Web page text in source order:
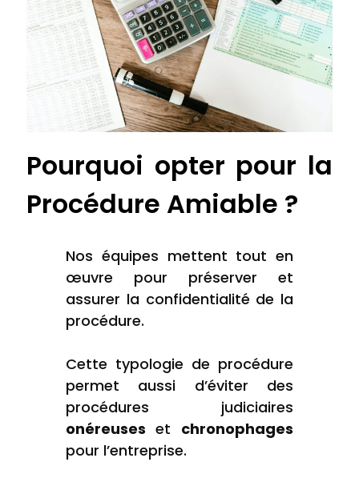
Pourquoi opter pour la
Procédure Amiable ?
Nos équipes mettent tout en
œuvre pour préserver et
assurer la confidentialité de la
procédure.
Cette typologie de procédure
permet aussi d’éviter des
procédures judiciaires
onéreuses et chronophages
pour l’entreprise.